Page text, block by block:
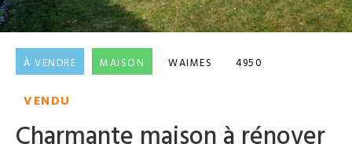
À VENDRE MAISON WAIMES 4950
VENDU